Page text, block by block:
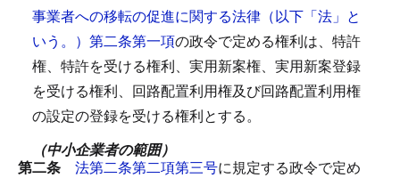
事業者への移転の促進に関する法律（以下「法」と
いう。）第二条第一項の政令で定める権利は、特許
権、特許を受ける権利、実用新案権、実用新案登録
を受ける権利、回路配置利用権及び回路配置利用権
の設定の登録を受ける権利とする。
（中小企業者の範囲）
第二条 法第二条第二項第三号に規定する政令で定め